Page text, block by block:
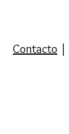
Contacto |